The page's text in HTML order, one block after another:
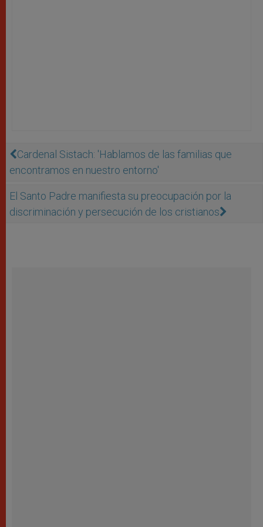
Cardenal Sistach: 'Hablamos de las familias que
encontramos en nuestro entorno'
El Santo Padre manifiesta su preocupación por la
discriminación y persecución de los cristianos